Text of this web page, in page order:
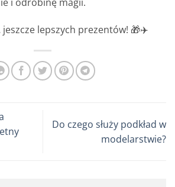
lepszych prezentów! 🎁✈️
Do czego służy podkład w
modelarstwie?